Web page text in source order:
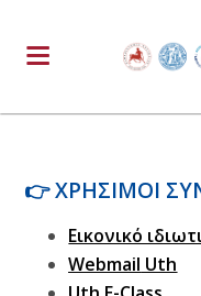
👉ΧΡΗΣΙΜΟΙ
Εικονικό
Webmail Uth